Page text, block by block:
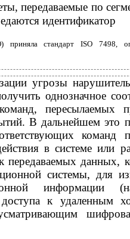
передаваемые по
идентификатор
приняла стандарт ISO 7498,
угрозы
однозначное
пересылаемых
В дальнейшем это
команд
в системе или
передаваемых данных,
системы, для
информации
доступа к удаленным